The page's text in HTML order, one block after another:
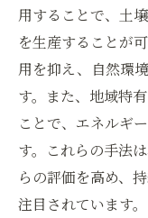
用することで、土
を生産することが
用を抑え、自然環
す。また、地域特
ことで、エネルギ
す。これらの手法
らの評価を高め、
注目されています。